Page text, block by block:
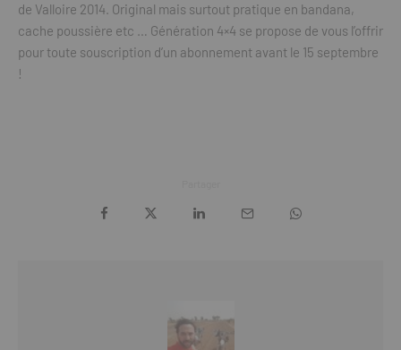
de Valloire 2014. Original mais surtout pratique en bandana,
cache poussière etc … Génération 4×4 se propose de vous l’offrir
pour toute souscription d’un abonnement avant le 15 septembre
!